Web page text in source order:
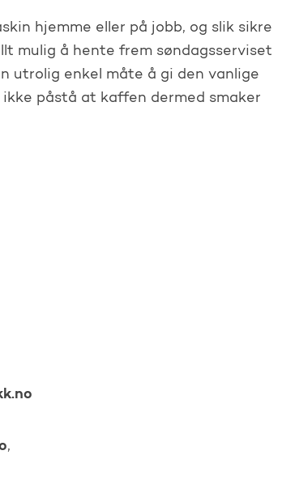
hjemme eller på jobb, og slik sikre
mulig å hente frem søndagsserviset
utrolig enkel måte å gi den vanlige
påstå at kaffen dermed smaker
,